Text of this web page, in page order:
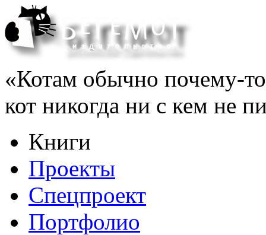
«Котам обычно почему-
кот никогда ни с кем не
Книги
Проекты
Спецпроект
Портфолио